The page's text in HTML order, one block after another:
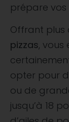
prépare vos
Offrant plus
pizzas, vous
opter pour
ou de
jusqu’à 18